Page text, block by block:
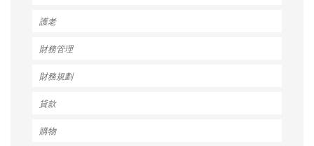
護老
財務管理
財務規劃
貸款
購物